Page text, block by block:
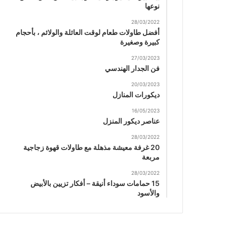
نوعها
28/03/2022
أفضل طاولات طعام لوقت العائلة والولائم ، بأحجام
كبيرة وصغيرة
27/03/2023
فن الجدار الهندسي
20/03/2023
ديكورات المنازل
16/05/2023
عناصر ديكور المنزل
28/03/2022
20 غرفة معيشة مذهلة مع طاولات قهوة زجاجية
مربعة
28/03/2022
15 حمامات سوداء أنيقة – أفكار تزيين بالأبيض
والأسود